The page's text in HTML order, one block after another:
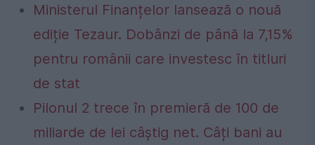
Ministerul Finanțelor lansează o nouă
ediție Tezaur. Dobânzi de până la 7,15%
pentru românii care investesc în titluri
de stat
Pilonul 2 trece în premieră de 100 de
miliarde de lei câștig net. Câți bani au